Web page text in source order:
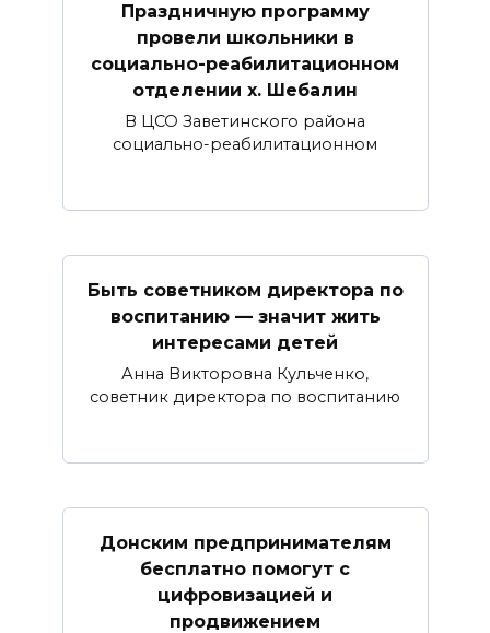
Праздничную программу
провели школьники в
социально-реабилитационном
отделении х. Шебалин
В ЦСО Заветинского района
социально-реабилитационном
Быть советником директора по
воспитанию — значит жить
интересами детей
Анна Викторовна Кульченко,
советник директора по воспитанию
Донским предпринимателям
бесплатно помогут с
цифровизацией и
продвижением